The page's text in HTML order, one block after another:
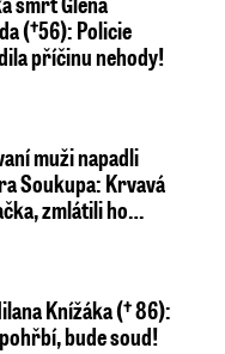
(†56): Policie
příčinu nehody!
muži napadli
Soukupa: Krvavá
zmlátili ho…
Knížáka († 86):
bude soud!